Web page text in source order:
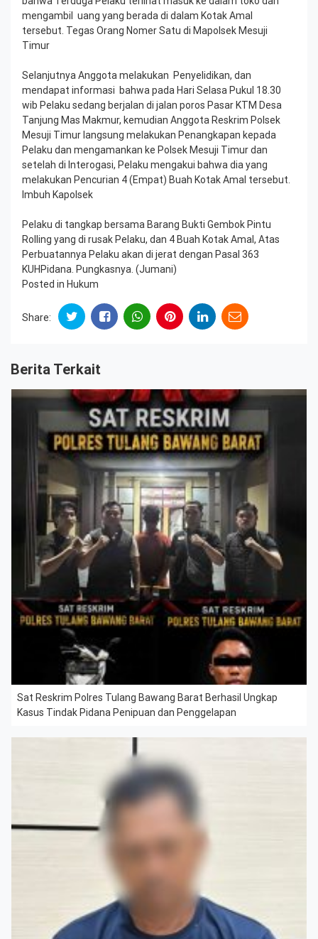
mengambil uang yang berada di dalam Kotak Amal
tersebut. Tegas Orang Nomer Satu di Mapolsek Mesuji
Timur
Selanjutnya Anggota melakukan Penyelidikan, dan
mendapat informasi bahwa pada Hari Selasa Pukul 18.30
wib Pelaku sedang berjalan di jalan poros Pasar KTM Desa
Tanjung Mas Makmur, kemudian Anggota Reskrim Polsek
Mesuji Timur langsung melakukan Penangkapan kepada
Pelaku dan mengamankan ke Polsek Mesuji Timur dan
setelah di Interogasi, Pelaku mengakui bahwa dia yang
melakukan Pencurian 4 (Empat) Buah Kotak Amal tersebut.
Imbuh Kapolsek
Pelaku di tangkap bersama Barang Bukti Gembok Pintu
Rolling yang di rusak Pelaku, dan 4 Buah Kotak Amal, Atas
Perbuatannya Pelaku akan di jerat dengan Pasal 363
KUHPidana. Pungkasnya. (Jumani)
Posted in Hukum
Share:
Berita Terkait
Sat Reskrim Polres Tulang Bawang Barat Berhasil Ungkap
Kasus Tindak Pidana Penipuan dan Penggelapan